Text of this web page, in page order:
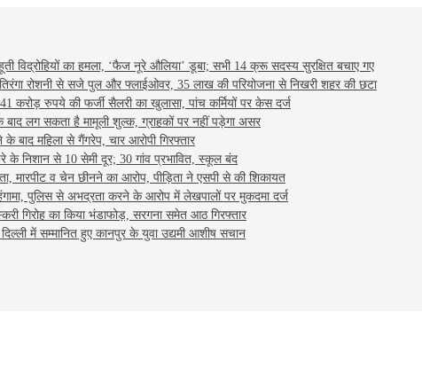
विद्रोहियों का हमला, ‘फैज नूरे औलिया’ डूबा; सभी 14 क्रू सदस्य सुरक्षित बचाए गए
रोशनी से सजे पुल और फ्लाईओवर, 35 लाख की परियोजना से निखरी शहर की छटा
करोड़ रुपये की फर्जी सैलरी का खुलासा, पांच कर्मियों पर केस दर्ज
लग सकता है मामूली शुल्क, ग्राहकों पर नहीं पड़ेगा असर
महिला से गैंगरेप, चार आरोपी गिरफ्तार
के निशान से 10 सेमी दूर; 30 गांव प्रभावित, स्कूल बंद
मारपीट व चेन छीनने का आरोप, पीड़िता ने एसपी से की शिकायत
पुलिस से अभद्रता करने के आरोप में लेखपालों पर मुकदमा दर्ज
गिरोह का किया भंडाफोड़, सरगना समेत आठ गिरफ्तार
में सम्मानित हुए कानपुर के युवा उद्यमी आशीष सचान